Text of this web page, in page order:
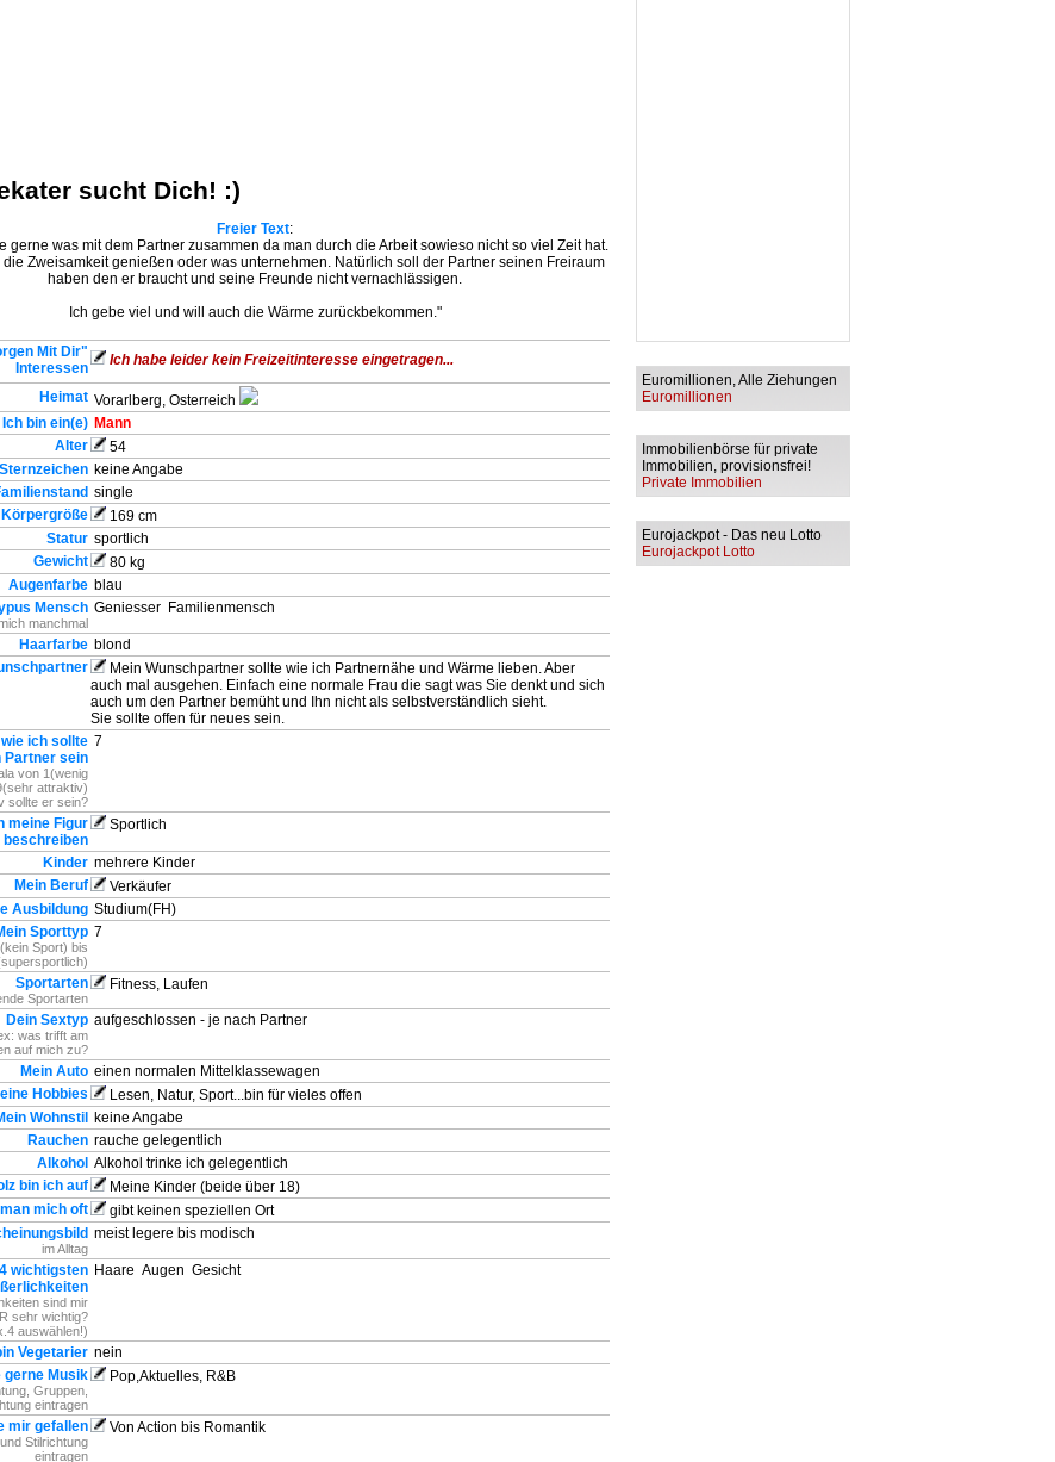
sucht Dich! :)
Freier Text:
gerne was mit dem Partner zusammen da man durch die Arbeit sowieso nicht so viel Zeit hat.
Zweisamkeit genießen oder was unternehmen. Natürlich soll der Partner seinen Freiraum
haben den er braucht und seine Freunde nicht vernachlässigen.
Ich gebe viel und will auch die Wärme zurückbekommen."
Mit Dir"
Interessen
Ich habe leider kein Freizeitinteresse eingetragen...
Heimat Vorarlberg, Osterreich
Ich bin ein(e) Mann
Alter
54
Sternzeichen keine Angabe
single
Körpergröße
169 cm
Statur sportlich
Gewicht
80 kg
Augenfarbe blau
Mensch
manchmal
Geniesser Familienmensch
Haarfarbe blond
Mein Wunschpartner sollte wie ich Partnernähe und Wärme lieben. Aber
auch mal ausgehen. Einfach eine normale Frau die sagt was Sie denkt und sich
auch um den Partner bemüht und Ihn nicht als selbstverständlich sieht.
Sie sollte offen für neues sein.
ich sollte
Partner sein
von 1(wenig
attraktiv)
sollte er sein?
7
meine Figur
beschreiben
Sportlich
Kinder mehrere Kinder
Mein Beruf
Verkäufer
Ausbildung Studium(FH)
Sporttyp
Sport) bis
7
Sportarten
Sportarten
Fitness, Laufen
Dein Sextyp
was trifft am
auf mich zu?
aufgeschlossen - je nach Partner
Mein Auto einen normalen Mittelklassewagen
Hobbies
Lesen, Natur, Sport...bin für vieles offen
Wohnstil
keine Angabe
Rauchen rauche gelegentlich
Alkohol Alkohol trinke ich gelegentlich
bin ich auf
Meine Kinder (beide über 18)
mich oft
gibt keinen speziellen Ort
im Alltag
meist legere bis modisch
wichtigsten
sind mir
sehr wichtig?
auswählen!)
Haare Augen Gesicht
Vegetarier nein
gerne Musik
Gruppen,
eintragen
Pop,Aktuelles, R&B
mir gefallen
Stilrichtung
eintragen
Von Action bis Romantik
Euromillionen, Alle Ziehungen
Euromillionen
Immobilienbörse für private
Immobilien, provisionsfrei!
Private Immobilien
Eurojackpot - Das neu Lotto
Eurojackpot Lotto